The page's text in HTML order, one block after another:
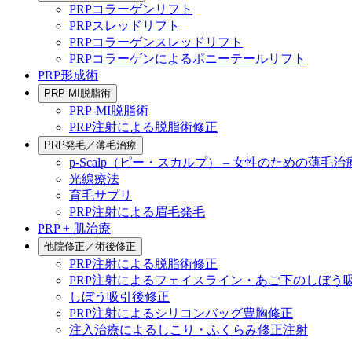
PRPコラーゲンリフト
PRPスレッドリフト
PRPコラーゲンスレッドリフト
PRPコラーゲンによるポニーテールリフト
PRP形成術
PRP-MI脱脂術
PRP-MI脱脂術
PRP注射による脱脂術修正
PRP発毛／薄毛治療
p-Scalp（ピー・スカルプ） – 女性のための薄毛治
光線療法
育毛サプリ
PRP注射による眉毛発毛
PRP + 肌治療
他院修正／術後修正
PRP注射による脱脂術修正
PRP注射によるフェイスライン・あご下のしぼう
しぼう吸引後修正
PRP注射によるシリコンバッグ豊胸修正
注入治療によるしこり・ふくらみ修正注射